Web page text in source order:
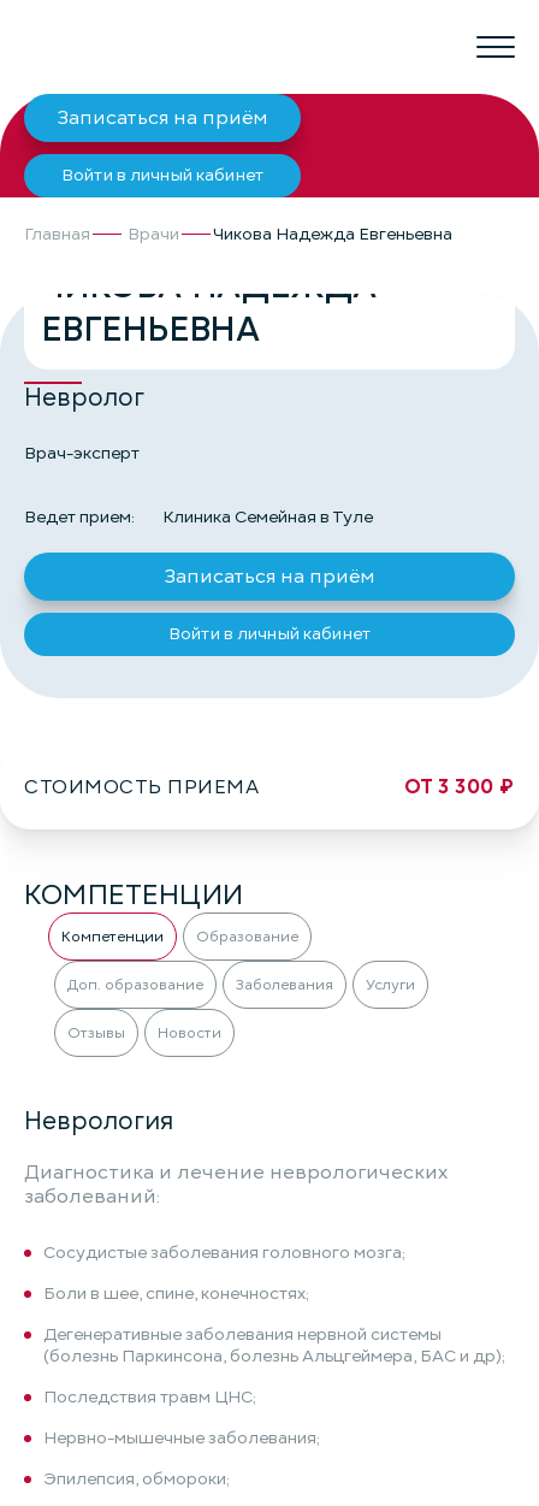
Записаться на приём
Войти в личный кабинет
Главная Врачи Чикова Надежда Евгеньевна
ЧИКОВА НАДЕЖДА
ЕВГЕНЬЕВНА
Невролог
Врач-эксперт
Ведет прием: Клиника Семейная в Туле
Записаться на приём
Войти в личный кабинет
СТОИМОСТЬ ПРИЕМА ОТ 3 300 ₽
КОМПЕТЕНЦИИ
Компетенции Образование
Доп. образование Заболевания Услуги
Отзывы Новости
Неврология
Диагностика и лечение неврологических
заболеваний:
Cосудистые заболевания головного мозга;
Боли в шее, спине, конечностях;
Дегенеративные заболевания нервной системы
(болезнь Паркинсона, болезнь Альцгеймера, БАС и др);
Последствия травм ЦНС;
Нервно-мышечные заболевания;
Эпилепсия, обмороки;